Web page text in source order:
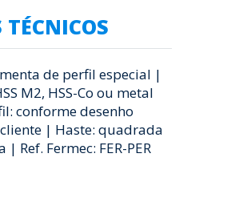
TÉCNICOS
de perfil especial |
M2, HSS-Co ou metal
conforme desenho
| Haste: quadrada
Ref. Fermec: FER-PER